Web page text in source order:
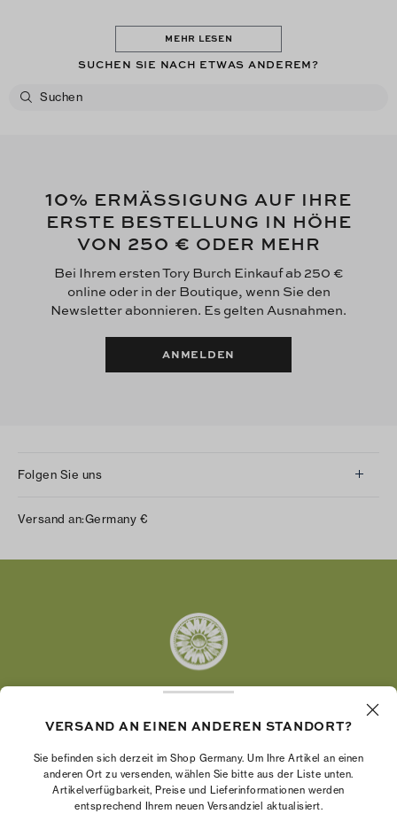
MEHR LESEN
SUCHEN SIE NACH ETWAS ANDEREM?
10% ERMÄSSIGUNG AUF IHRE
ERSTE BESTELLUNG IN HÖHE
VON 250 € ODER MEHR
Bei Ihrem ersten Tory Burch Einkauf ab 250 €
online oder in der Boutique, wenn Sie den
Newsletter abonnieren. Es gelten Ausnahmen.
ANMELDEN
Folgen Sie uns
Twitter
Versand an:Germany €
Die Tory Burch Foundation stärkt die
Unternehmerinnen dabei unterstützt, ein starkes
und beständiges Unternehmen aufzubauen.
VERSAND AN EINEN ANDEREN STANDORT?
Sie befinden sich derzeit im Shop Germany. Um Ihre Artikel an einen
anderen Ort zu versenden, wählen Sie bitte aus der Liste unten.
Artikelverfügbarkeit, Preise und Lieferinformationen werden
entsprechend Ihrem neuen Versandziel aktualisiert.